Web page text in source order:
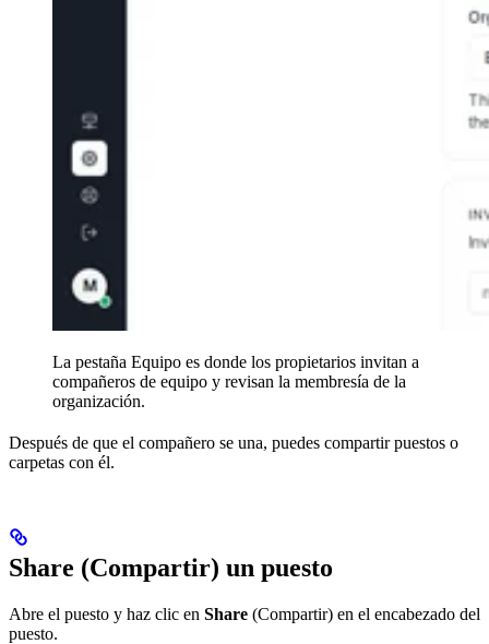
La pestaña Equipo es donde los propietarios invitan a
compañeros de equipo y revisan la membresía de la
organización.
Después de que el compañero se una, puedes compartir puestos o
carpetas con él.
Share (Compartir) un puesto
Abre el puesto y haz clic en Share (Compartir) en el encabezado del
puesto.